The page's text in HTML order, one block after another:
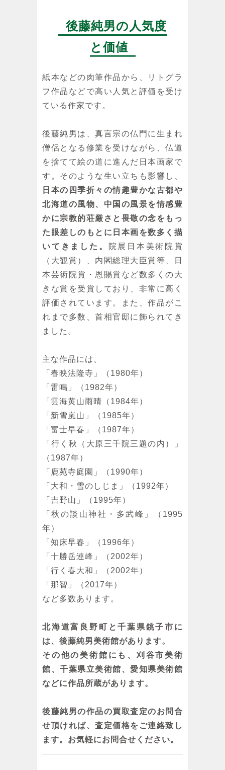
後藤純男
後藤純男
春映大和路
後藤純男
大和の春
紙本
錦秋大和路
紙本
延暦寺根本中
堂
リトグラフ
後藤純男
雪の銀閣
リトグラフに手
彩色
後藤純男
緑映金閣
リトグラフ
後藤純男
新雪上る大和
リトグラフ
後藤純男の人気度
と価値
紙本などの肉筆作品から、リトグラ
フ作品などで高い人気と評価を受け
ている作家です。
後藤純男は、真言宗の仏門に生まれ
僧侶となる修業を受けながら、仏道
を捨てて絵の道に進んだ日本画家で
す。そのような生い立ちも影響し、
日本の四季折々の情趣豊かな古都や
北海道の風物、中国の風景を情感豊
かに宗教的荘厳さと畏敬の念をもっ
た眼差しのもとに日本画を数多く描
いてきました。
院展日本美術院賞
（大観賞）、内閣総理大臣賞等、日
本芸術院賞・恩賜賞など数多くの大
きな賞を受賞しており、非常に高く
評価されています。また、作品がこ
れまで多数、首相官邸に飾られてき
ました。
主な作品には、
「春映法隆寺」（1980年）
「雷鳴」（1982年）
「雲海黄山雨晴（1984年）
「新雪嵐山」（1985年）
「富士早春」（1987年）
「行く秋（大原三千院三題の内）」
（1987年）
「鹿苑寺庭園」（1990年）
「大和・雪のしじま」（1992年）
「吉野山」（1995年）
「秋の談山神社・多武峰」（1995
年）
「知床早春」（1996年）
「十勝岳連峰」（2002年）
「行く春大和」（2002年）
「那智」（2017年）
など多数あります。
北海道富良野町と千葉県銚子市に
は、後藤純男美術館があります。
その他の美術館にも、刈谷市美術
館、千葉県立美術館、愛知県美術館
などに作品所蔵があります。
後藤純男の作品の買取査定のお問合
せ頂ければ、査定価格をご連絡致し
ます。お気軽にお問合せください。